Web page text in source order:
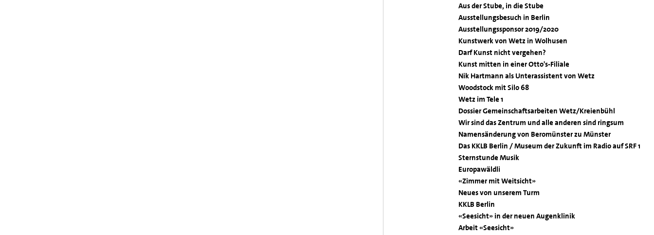
Aus der Stube, in die Stube
Ausstellungsbesuch in Berlin
Ausstellungssponsor 2019/2020
Kunstwerk von Wetz in Wolhusen
Darf Kunst nicht vergehen?
Kunst mitten in einer Otto's-Filiale
Nik Hartmann als Unterassistent von Wetz
Woodstock mit Silo 68
Wetz im Tele 1
Dossier Gemeinschaftsarbeiten Wetz/Kreienbühl
Wir sind das Zentrum und alle anderen sind ringsum
Namensänderung von Beromünster zu Münster
Das KKLB Berlin / Museum der Zukunft im Radio auf SRF 1
Sternstunde Musik
Europawäldli
«Zimmer mit Weitsicht»
Neues von unserem Turm
KKLB Berlin
«Seesicht» in der neuen Augenklinik
Arbeit «Seesicht»